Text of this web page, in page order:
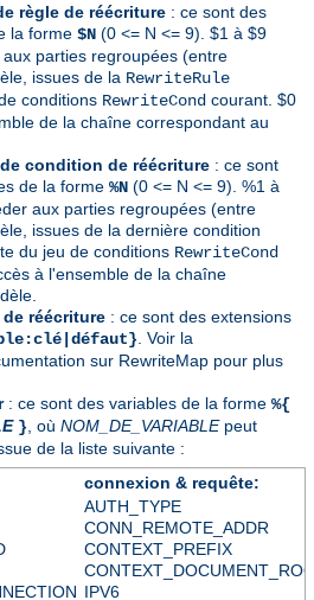
règle de réécriture : ce sont des
la forme $N (0 <= N <= 9). $1 à $9
parties regroupées (entre
issues de la RewriteRule
conditions RewriteCond courant. $0
de la chaîne correspondant au
condition de réécriture : ce sont
de la forme %N (0 <= N <= 9). %1 à
aux parties regroupées (entre
issues de la dernière condition
du jeu de conditions RewriteCond
à l'ensemble de la chaîne
réécriture : ce sont des extensions
. Voir la
sur RewriteMap pour plus
: ce sont des variables de la forme %{
} , où NOM_DE_VARIABLEpeut
de la liste suivante :
connexion & requête:
AUTH_TYPE
CONN_REMOTE_ADDR
CONTEXT_PREFIX
IPV6